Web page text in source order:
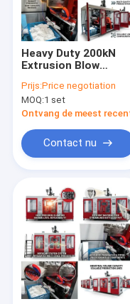
Fabrieksreis
Kwaliteitscontrole
Nieuws
Verzoek om een
Extrusie
plastic
de automatische
Uitdrijvings
Heavy Duty 200kN
Extrusion Blow
100mm MP100FD
Prijs:Price negotiation
MOQ:1 set
Ontvang de meest
Contact nu